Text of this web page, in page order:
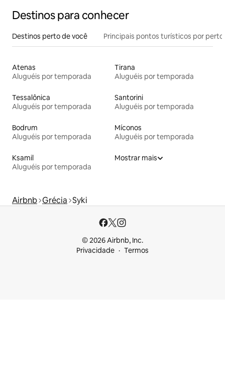
Destinos para conhecer
Destinos perto de você Principais pontos turísticos por perto
Atenas
Aluguéis por temporada
Tirana
Aluguéis por temporada
Tessalônica
Aluguéis por temporada
Santorini
Aluguéis por temporada
Bodrum
Aluguéis por temporada
Míconos
Aluguéis por temporada
Ksamil
Aluguéis por temporada
Mostrar mais
Airbnb Grécia Syki
© 2026 Airbnb, Inc.
Privacidade
Termos